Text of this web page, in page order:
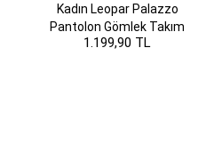
Kadın Leopar Palazzo
Pantolon Gömlek Takım
1.199,90 TL